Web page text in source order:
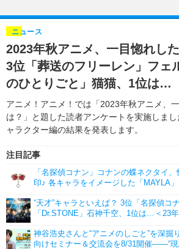
ゲーム
イベント
海外イベント
俳優・タレント
ビジネス
アニメ
ゲーム
動画
アニメ
アニメ！アニメ！TV
連載・コラム
2023年秋アニメ、一目惚れし
3位「葬送のフリーレン」フェ
のひとりごと」猫猫、1位は…
アニメ！アニメ！では「2023年秋アニメ、
は？」と題した読者アンケートを実施しま
ャラクター編の結果を発表します。
ニュース
注目記事
「名探偵コナン」コナンの蝶ネクタイ、
印♪ 各キャラをイメージした「MAYLA
“天才”キャラといえば？ 3位「名探偵コ
「Dr.STONE」石神千空、1位は…＜23
神谷浩史さんと“アニメのしごと”を深掘
向けセミナー＆交流会を8/31開催――“現